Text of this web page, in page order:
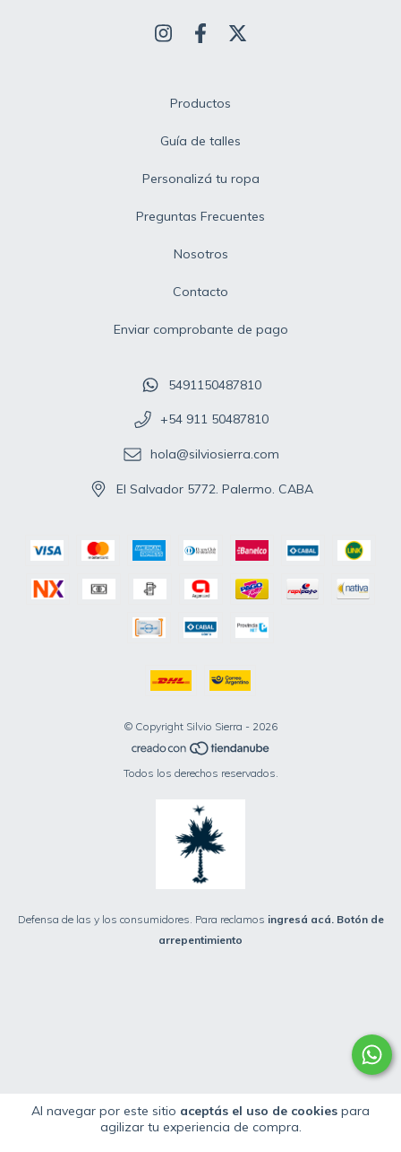
Al navegar por este sitio aceptás el uso de cookies para
agilizar tu experiencia de compra.
Productos
Guía de talles
Personalizá tu ropa
Preguntas Frecuentes
Nosotros
Contacto
Enviar comprobante de pago
5491150487810
+54 911 50487810
hola@silviosierra.com
El Salvador 5772. Palermo. CABA
© Copyright Silvio Sierra - 2026
Todos los derechos reservados.
Defensa de las y los consumidores. Para reclamos ingresá acá. Botón de
arrepentimiento